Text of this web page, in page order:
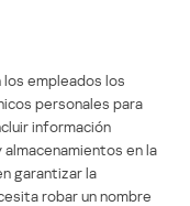
empleados los
personales para
información
en la
garantizar la
robar un nombre